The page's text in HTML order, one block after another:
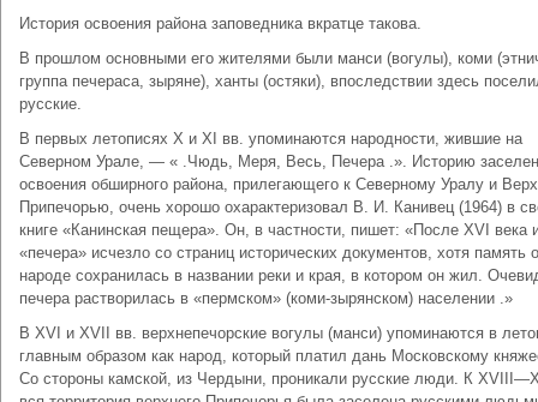
История освоения района заповедника вкратце такова.
В прошлом основными его жителями были манси (вогулы), коми
группа печераса, зыряне), ханты (остяки), впоследствии здесь
русские.
В первых летописях X и XI вв. упоминаются народности, жившие на
Северном Урале, — « .Чюдь, Меря, Весь, Печера .». Историю
освоения обширного района, прилегающего к Северному Уралу и
Припечорью, очень хорошо охарактеризовал В. И. Канивец (1964) в
книге «Канинская пещера». Он, в частности, пишет: «После XVI века
«печера» исчезло со страниц исторических документов, хотя память
народе сохранилась в названии реки и края, в котором он жил.
печера растворилась в «пермском» (коми-зырянском) населении .»
В XVI и XVII вв. верхнепечорские вогулы (манси) упоминаются в
главным образом как народ, который платил дань Московскому
Со стороны камской, из Чердыни, проникали русские люди. К